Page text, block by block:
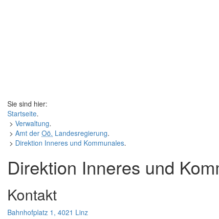
Sie sind hier:
Startseite.
> Verwaltung.
> Amt der Oö. Landesregierung.
> Direktion Inneres und Kommunales.
Direktion Inneres und
Kontakt
Bahnhofplatz 1, 4021 Linz